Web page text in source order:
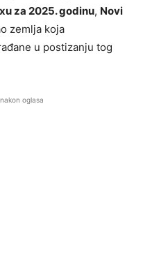
za 2025. godinu, Novi
zemlja koja
u postizanju tog
oglasa